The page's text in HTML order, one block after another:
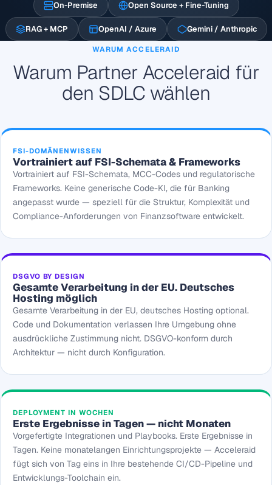
On-Premise Open Source + Fine-Tuning
RAG + MCP OpenAI / Azure Gemini / Anthropic
WARUM ACCELERAID
Warum Partner Acceleraid für
den SDLC wählen
FSI-DOMÄNENWISSEN
Vortrainiert auf FSI-Schemata & Frameworks
Vortrainiert auf FSI-Schemata, MCC-Codes und regulatorische
Frameworks. Keine generische Code-KI, die für Banking
angepasst wurde — speziell für die Struktur, Komplexität und
Compliance-Anforderungen von Finanzsoftware entwickelt.
DSGVO BY DESIGN
Gesamte Verarbeitung in der EU. Deutsches
Hosting möglich
Gesamte Verarbeitung in der EU, deutsches Hosting optional.
Code und Dokumentation verlassen Ihre Umgebung ohne
ausdrückliche Zustimmung nicht. DSGVO-konform durch
Architektur — nicht durch Konfiguration.
DEPLOYMENT IN WOCHEN
Erste Ergebnisse in Tagen — nicht Monaten
Vorgefertigte Integrationen und Playbooks. Erste Ergebnisse in
Tagen. Keine monatelangen Einrichtungsprojekte — Acceleraid
fügt sich von Tag eins in Ihre bestehende CI/CD-Pipeline und
Entwicklungs-Toolchain ein.